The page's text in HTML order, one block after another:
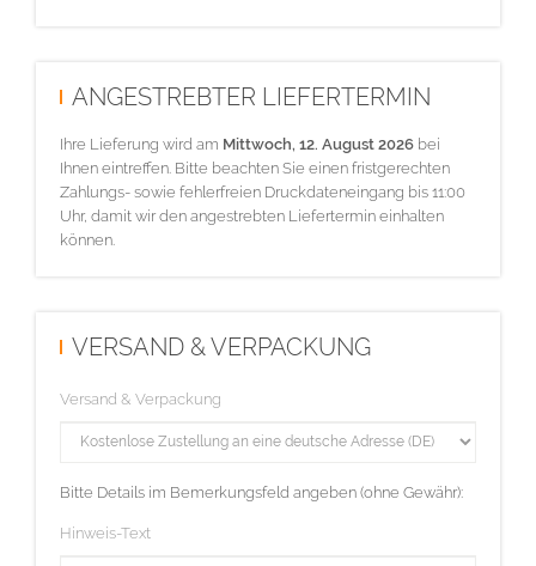
ANGESTREBTER LIEFERTERMIN
Ihre Lieferung wird am Mittwoch, 12. August 2026 bei
Ihnen eintreffen. Bitte beachten Sie einen fristgerechten
Zahlungs- sowie fehlerfreien Druckdateneingang bis 11:00
Uhr, damit wir den angestrebten Liefertermin einhalten
können.
VERSAND & VERPACKUNG
Versand & Verpackung
Bitte Details im Bemerkungsfeld angeben (ohne Gewähr):
Hinweis-Text